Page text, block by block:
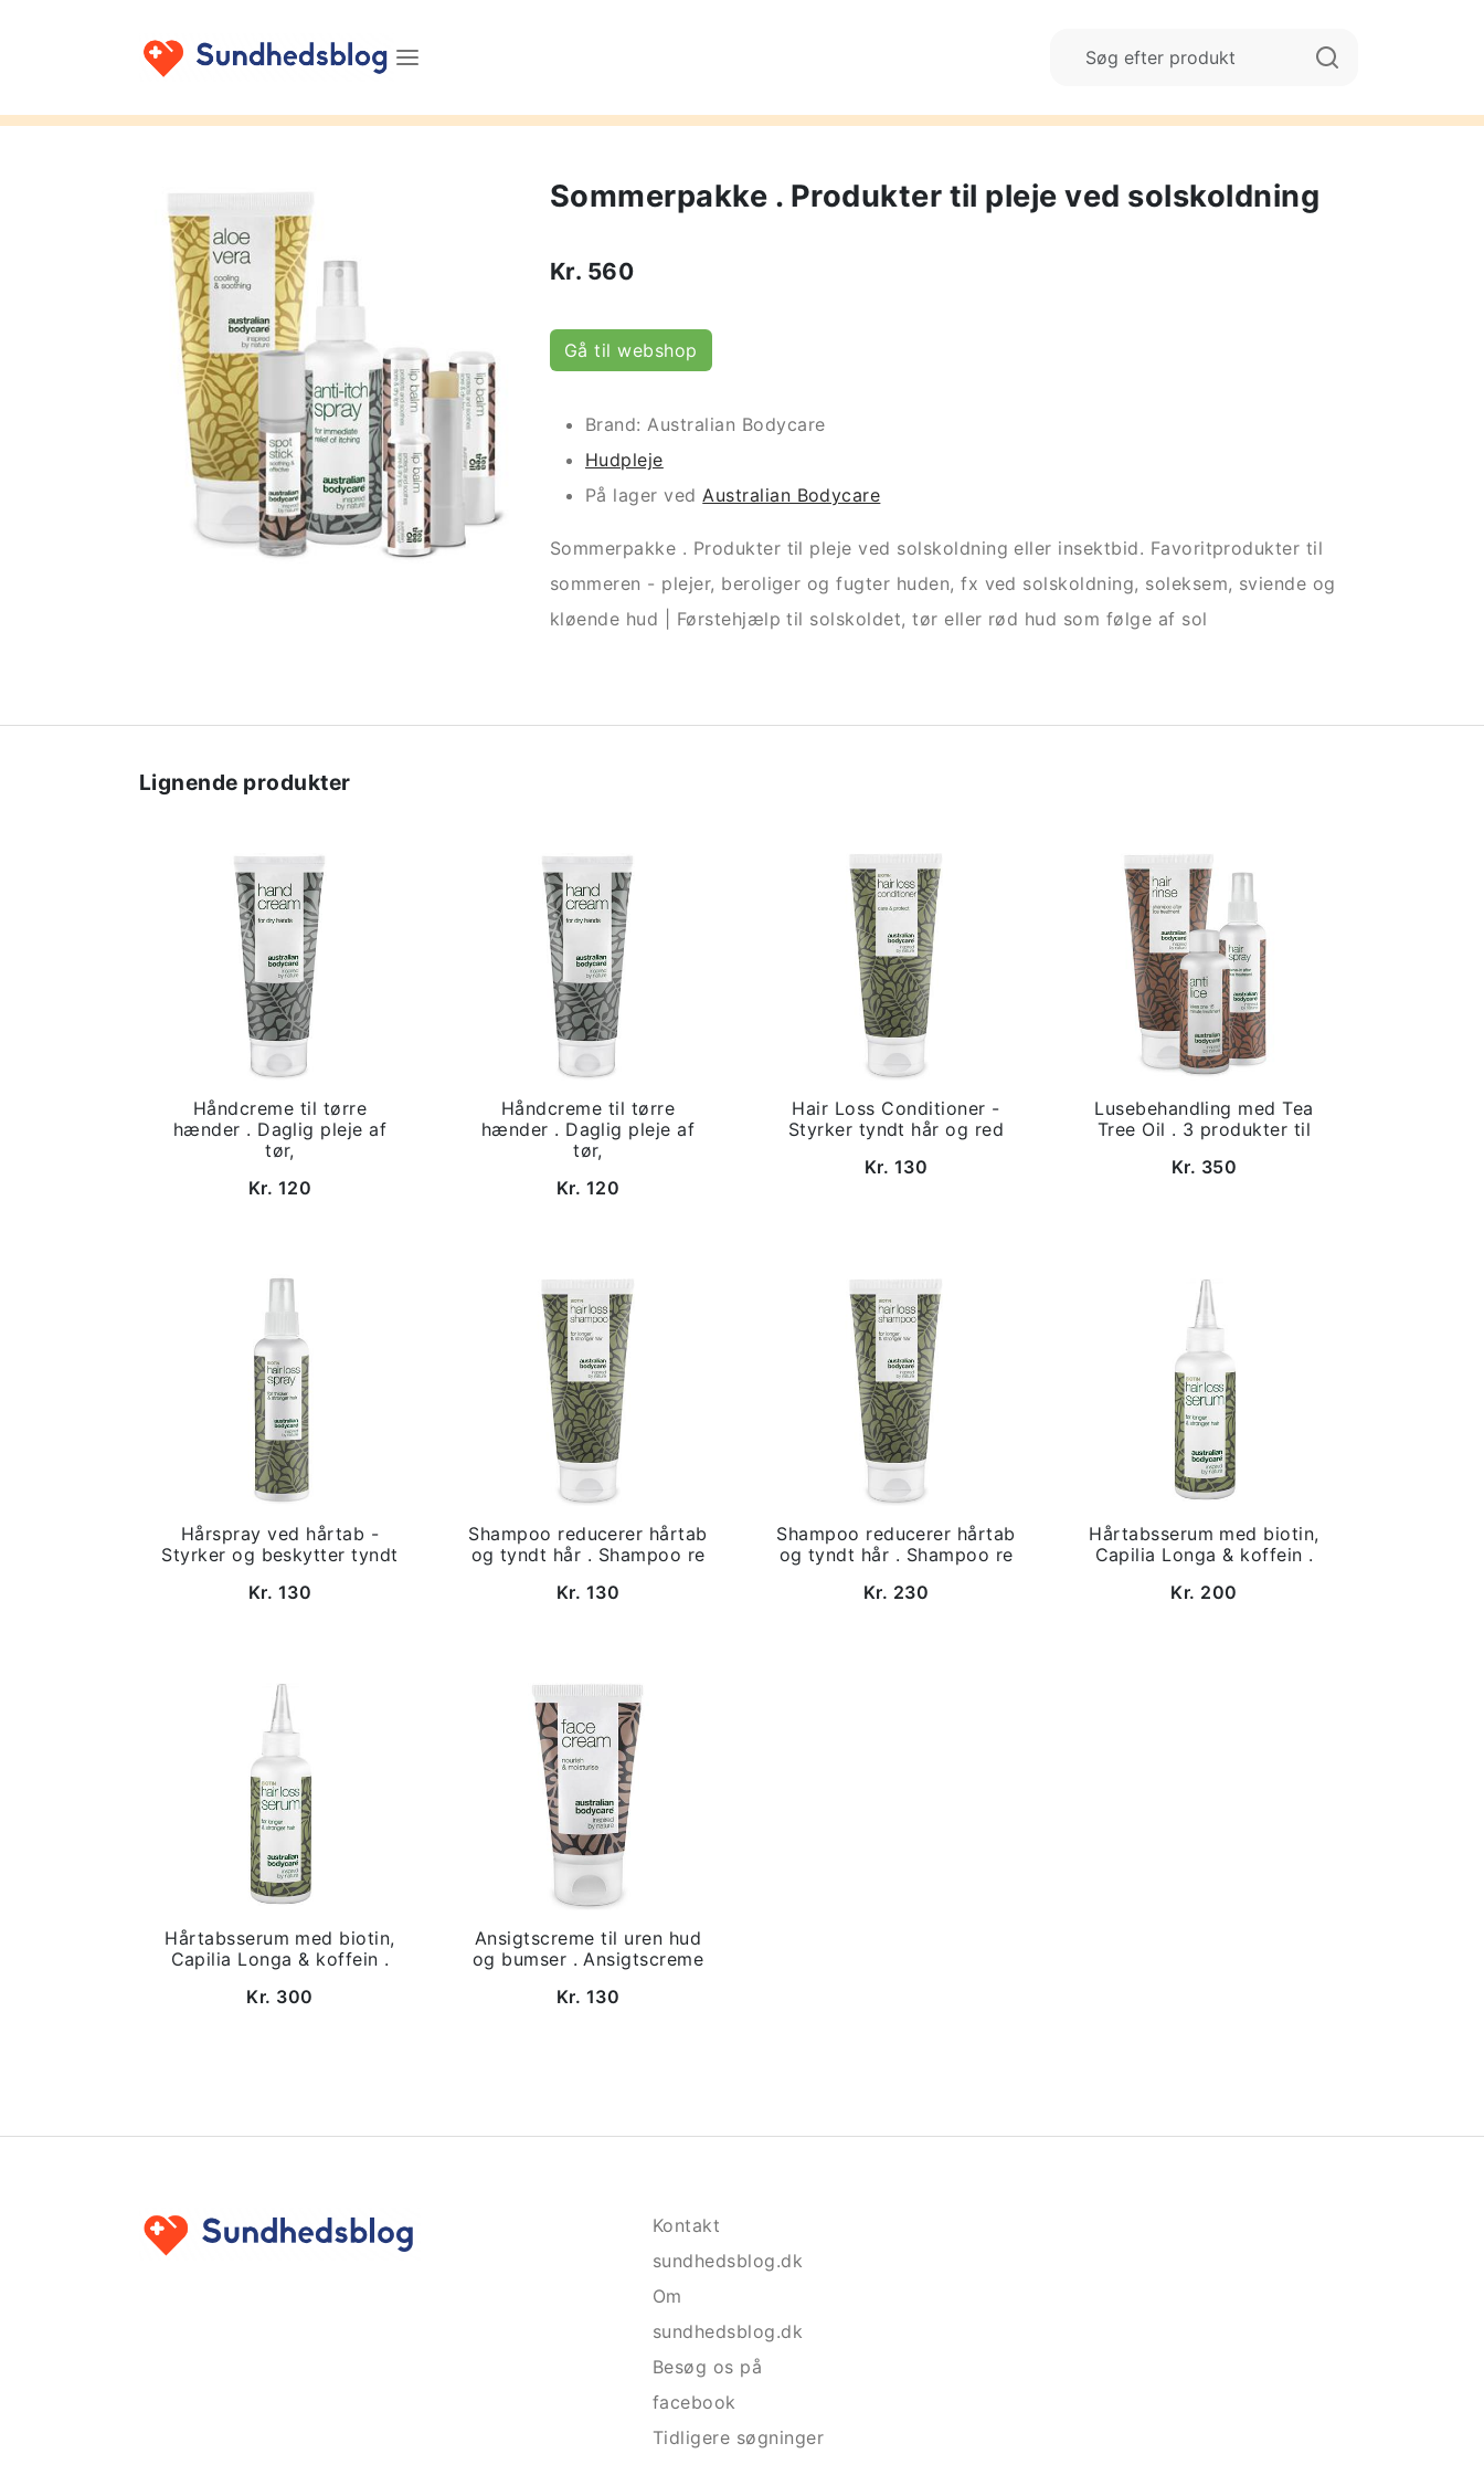
Sommerpakke . Produkter til pleje ved solskoldning
Kr. 560
Gå til webshop
Brand: Australian Bodycare
Hudpleje
På lager vedAustralian Bodycare
Sommerpakke . Produkter til pleje ved solskoldning eller insektbid. Favoritprodukter til
sommeren - plejer, beroliger og fugter huden, fx ved solskoldning, soleksem, sviende og
kløende hud | Førstehjælp til solskoldet, tør eller rød hud som følge af sol
Lignende produkter
Håndcreme til tørre
hænder . Daglig pleje af
tør,
Kr. 120
Håndcreme til tørre
hænder . Daglig pleje af
tør,
Kr. 120
Hair Loss Conditioner -
Styrker tyndt hår og red
Kr. 130
Lusebehandling med Tea
Tree Oil . 3 produkter til
Kr. 350
Hårspray ved hårtab -
Styrker og beskytter tyndt
Kr. 130
Shampoo reducerer hårtab
og tyndt hår . Shampoo re
Kr. 130
Shampoo reducerer hårtab
og tyndt hår . Shampoo re
Kr. 230
Hårtabsserum med biotin,
Capilia Longa & koffein .
Kr. 200
Hårtabsserum med biotin,
Capilia Longa & koffein .
Kr. 300
Ansigtscreme til uren hud
og bumser . Ansigtscreme
Kr. 130
Kontakt
sundhedsblog.dk
Om
sundhedsblog.dk
Besøg os på
facebook
Tidligere søgninger